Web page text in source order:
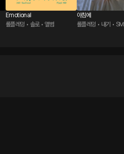
Emotional
롤플레잉 • 솔로 • 앨범
아침에
롤플레잉 • 내기 • SM